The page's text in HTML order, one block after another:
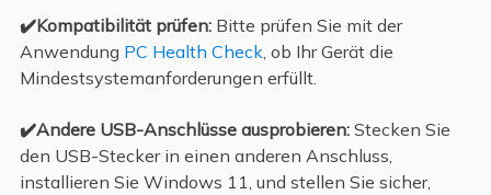
✔️Kompatibilität prüfen:Bitte prüfen Sie mit der
Anwendung PC Health Check, ob Ihr Gerät die
Mindestsystemanforderungen erfüllt.
✔️Andere USB-Anschlüsse ausprobieren:Stecken Sie
den USB-Stecker in einen anderen Anschluss,
installieren Sie Windows 11, und stellen Sie sicher,